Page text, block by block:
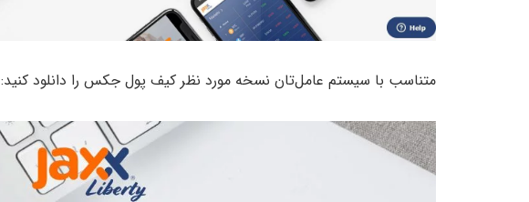
متناسب با سیستم عامل‌تان نسخه مورد نظر کیف پول جکس را دانلود کنید: